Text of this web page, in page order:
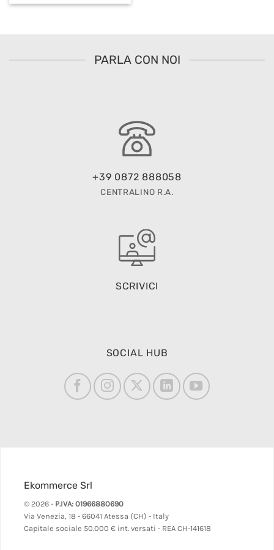
PARLA CON NOI
+39 0872 888058
CENTRALINO R.A.
SCRIVICI
SOCIAL HUB
Ekommerce Srl
© 2026 - P.IVA: 01966880690
Via Venezia, 18 - 66041 Atessa (CH) - Italy
Capitale sociale 50.000 € int. versati - REA CH-141618